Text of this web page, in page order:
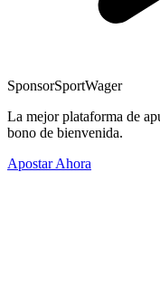
SponsorSportWager
La mejor plataforma de
bono de bienvenida.
Apostar Ahora